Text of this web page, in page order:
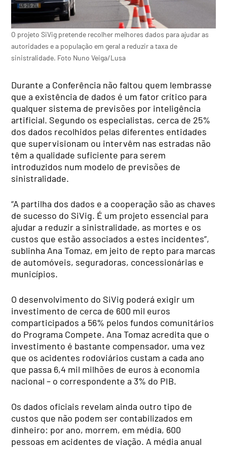
O projeto SiVig pretende recolher melhores dados para ajudar as
autoridades e a população em geral a reduzir a taxa de
sinistralidade. Foto Nuno Veiga/Lusa
Durante a Conferência não faltou quem lembrasse
que a existência de dados é um fator crítico para
qualquer sistema de previsões por inteligência
artificial. Segundo os especialistas, cerca de 25%
dos dados recolhidos pelas diferentes entidades
que supervisionam ou intervêm nas estradas não
têm a qualidade suficiente para serem
introduzidos num modelo de previsões de
sinistralidade.
“A partilha dos dados e a cooperação são as chaves
de sucesso do SiVig. É um projeto essencial para
ajudar a reduzir a sinistralidade, as mortes e os
custos que estão associados a estes incidentes”,
sublinha Ana Tomaz, em jeito de repto para marcas
de automóveis, seguradoras, concessionárias e
municípios.
O desenvolvimento do SiVig poderá exigir um
investimento de cerca de 600 mil euros
comparticipados a 56% pelos fundos comunitários
do Programa Compete. Ana Tomaz acredita que o
investimento é bastante compensador, uma vez
que os acidentes rodoviários custam a cada ano
que passa 6,4 mil milhões de euros à economia
nacional – o correspondente a 3% do PIB.
Os dados oficiais revelam ainda outro tipo de
custos que não podem ser contabilizados em
dinheiro: por ano, morrem, em média, 600
pessoas em acidentes de viação. A média anual